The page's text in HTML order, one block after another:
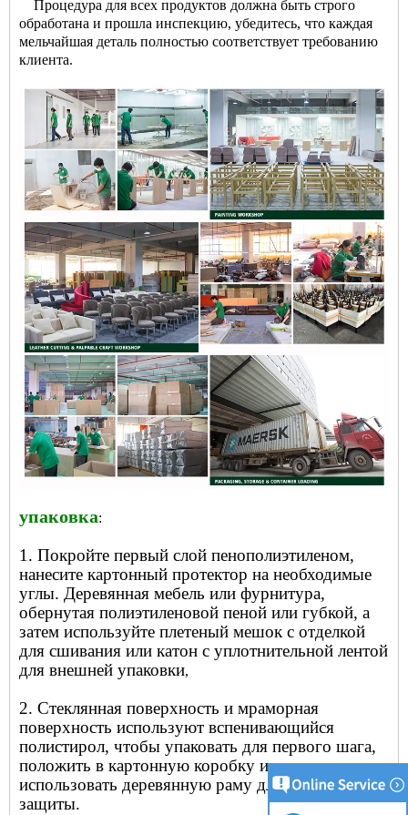
Процедура для всех продуктов должна быть строго
обработана и прошла инспекцию, убедитесь, что каждая
мельчайшая деталь полностью соответствует требованию
клиента.
упаковка:
1. Покройте первый слой пенополиэтиленом,
нанесите картонный протектор на необходимые
углы. Деревянная мебель или фурнитура,
обернутая полиэтиленовой пеной или губкой, а
затем используйте плетеный мешок с отделкой
для сшивания или катон с уплотнительной лентой
для внешней упаковки,
2. Стеклянная поверхность и мраморная
поверхность используют вспенивающийся
полистирол, чтобы упаковать для первого шага,
положить в картонную коробку и затем
использовать деревянную раму для обеспечения
защиты.